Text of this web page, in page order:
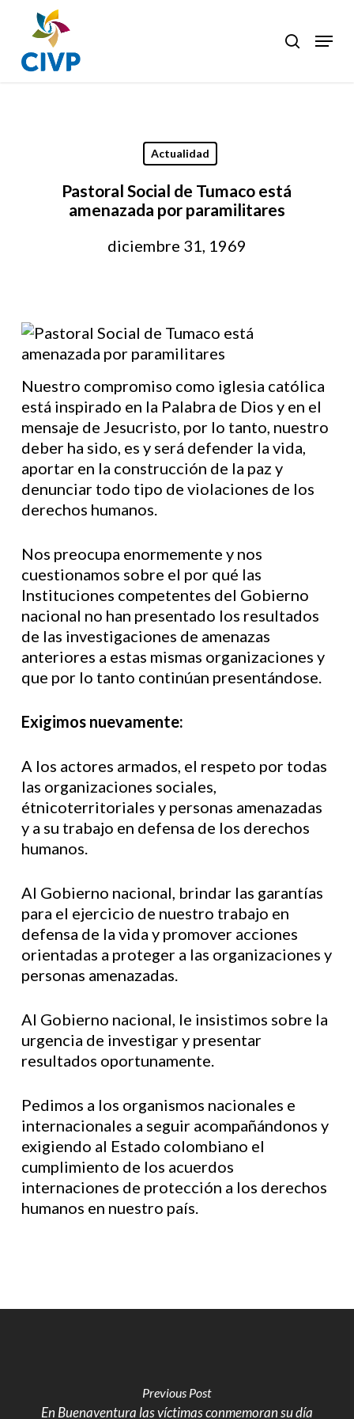
main
content
search
Menu
Actualidad
Pastoral Social de Tumaco está
amenazada por paramilitares
diciembre 31, 1969
Nuestro compromiso como iglesia católica
está inspirado en la Palabra de Dios y en el
mensaje de Jesucristo, por lo tanto, nuestro
deber ha sido, es y será defender la vida,
aportar en la construcción de la paz y
denunciar todo tipo de violaciones de los
derechos humanos.
Nos preocupa enormemente y nos
cuestionamos sobre el por qué las
Instituciones competentes del Gobierno
nacional no han presentado los resultados
de las investigaciones de amenazas
anteriores a estas mismas organizaciones y
que por lo tanto continúan presentándose.
Exigimos nuevamente:
A los actores armados, el respeto por todas
las organizaciones sociales,
étnicoterritoriales y personas amenazadas
y a su trabajo en defensa de los derechos
humanos.
Al Gobierno nacional, brindar las garantías
para el ejercicio de nuestro trabajo en
defensa de la vida y promover acciones
orientadas a proteger a las organizaciones y
personas amenazadas.
Al Gobierno nacional, le insistimos sobre la
urgencia de investigar y presentar
resultados oportunamente.
Pedimos a los organismos nacionales e
internacionales a seguir acompañándonos y
exigiendo al Estado colombiano el
cumplimiento de los acuerdos
internaciones de protección a los derechos
humanos en nuestro país.
Previous Post
En Buenaventura las víctimas conmemoran su día
Close